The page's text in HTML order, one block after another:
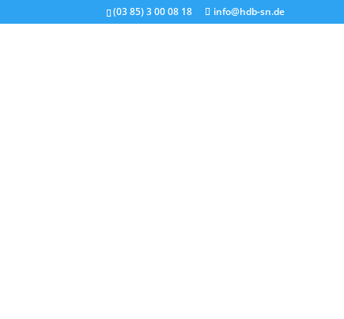
(03 85) 3 00 08 18 info@hdb-sn.de